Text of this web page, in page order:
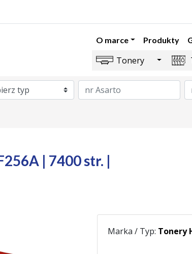
O marce Produkty
Tonery Toggle
| 7400 str. |
Marka / Typ: Tonery